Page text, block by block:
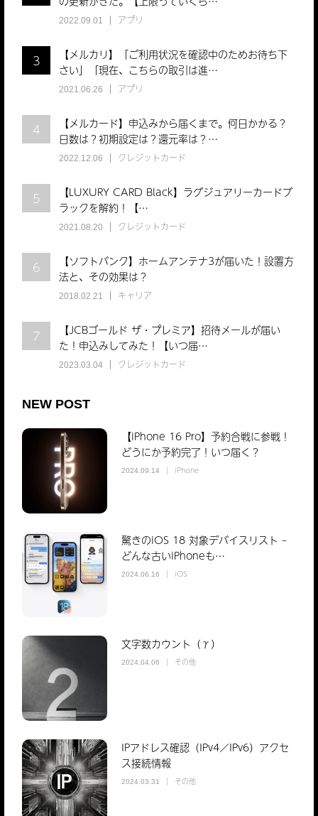
2022.09.01 アプリ
3
【メルカリ】「ご利用状況を確認中のためお待ち下
さい」「現在、こちらの取引は進…
2021.06.26 アプリ
4
【メルカード】申込みから届くまで。何日かかる？
日数は？初期設定は？還元率は？…
2022.12.06 クレジットカード
5
【LUXURY CARD Black】ラグジュアリーカードブ
ラックを解約！【…
2021.08.20 クレジットカード
6
【ソフトバンク】ホームアンテナ3が届いた！設置方
法と、その効果は？
2018.02.21 キャリア
7
【JCBゴールド ザ・プレミア】招待メールが届い
た！申込みしてみた！【いつ届…
2023.03.04 クレジットカード
NEW POST
【iPhone 16 Pro】予約合戦に参戦！
どうにか予約完了！いつ届く？
2024.09.14 iPhone
驚きのiOS 18 対象デバイスリスト –
どんな古いiPhoneも…
2024.06.16 iOS
文字数カウント（γ）
2024.04.06 その他
IPアドレス確認（IPv4／IPv6）アクセ
ス接続情報
2024.03.31 その他